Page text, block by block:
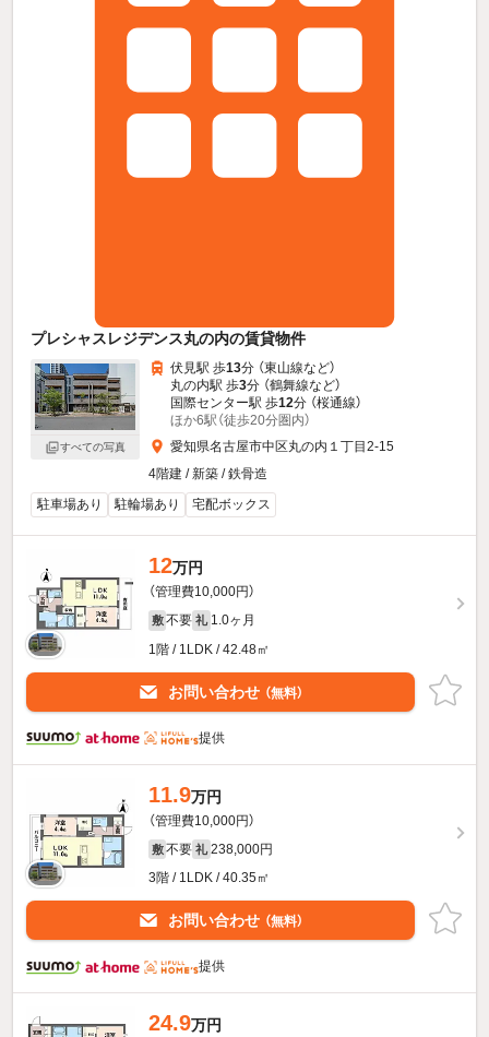
プレシャスレジデンス丸の内の賃貸物件
すべての写真
伏見駅 歩13分 （東山線など）
丸の内駅 歩3分 （鶴舞線など）
国際センター駅 歩12分 （桜通線）
ほか6駅（徒歩20分圏内）
愛知県名古屋市中区丸の内１丁目2-15
4階建 / 新築 / 鉄骨造
駐車場あり
駐輪場あり 宅配ボックス
12万円
（管理費10,000円）
敷 不要 礼 1.0ヶ月
1階 / 1LDK / 42.48㎡
お問い合わせ （無料）
提供
11.9万円
（管理費10,000円）
敷 不要 礼 238,000円
3階 / 1LDK / 40.35㎡
お問い合わせ （無料）
提供
24.9万円